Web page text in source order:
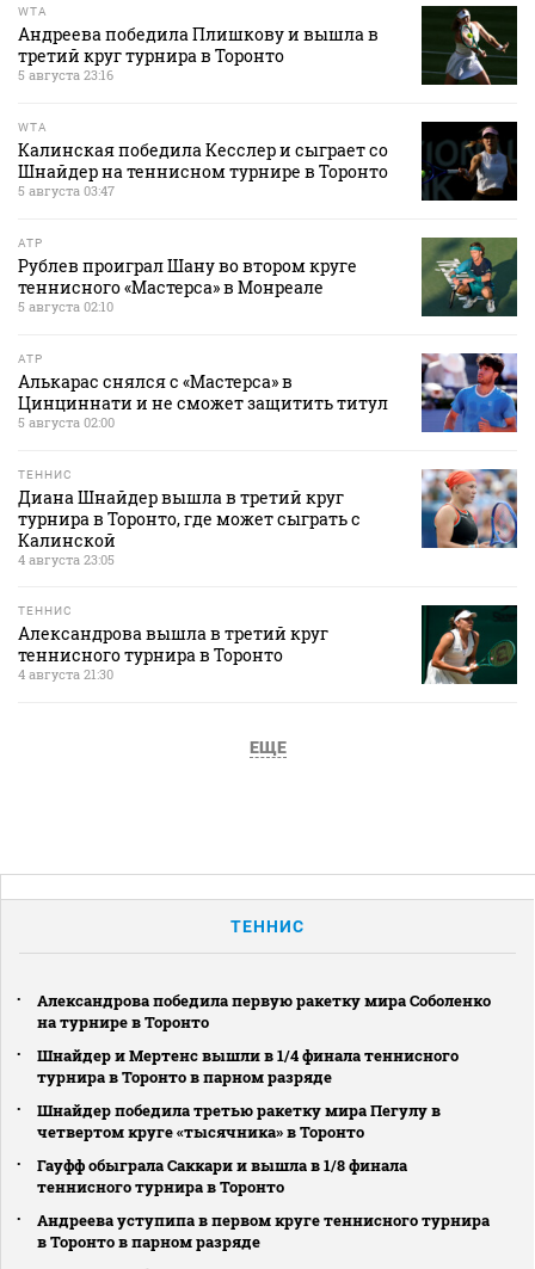
WTA
Андреева победила Плишкову и вышла в
третий круг турнира в Торонто
5 августа 23:16
WTA
Калинская победила Кесслер и сыграет со
Шнайдер на теннисном турнире в Торонто
5 августа 03:47
ATP
Рублев проиграл Шану во втором круге
теннисного «Мастерса» в Монреале
5 августа 02:10
ATP
Алькарас снялся с «Мастерса» в
Цинциннати и не сможет защитить титул
5 августа 02:00
ТЕННИС
Диана Шнайдер вышла в третий круг
турнира в Торонто, где может сыграть с
Калинской
4 августа 23:05
ТЕННИС
Александрова вышла в третий круг
теннисного турнира в Торонто
4 августа 21:30
ЕЩЕ
ТЕННИС
Александрова победила первую ракетку мира Соболенко
на турнире в Торонто
Шнайдер и Мертенс вышли в 1/4 финала теннисного
турнира в Торонто в парном разряде
Шнайдер победила третью ракетку мира Пегулу в
четвертом круге «тысячника» в Торонто
Гауфф обыграла Саккари и вышла в 1/8 финала
теннисного турнира в Торонто
Андреева уступипа в первом круге теннисного турнира
в Торонто в парном разряде